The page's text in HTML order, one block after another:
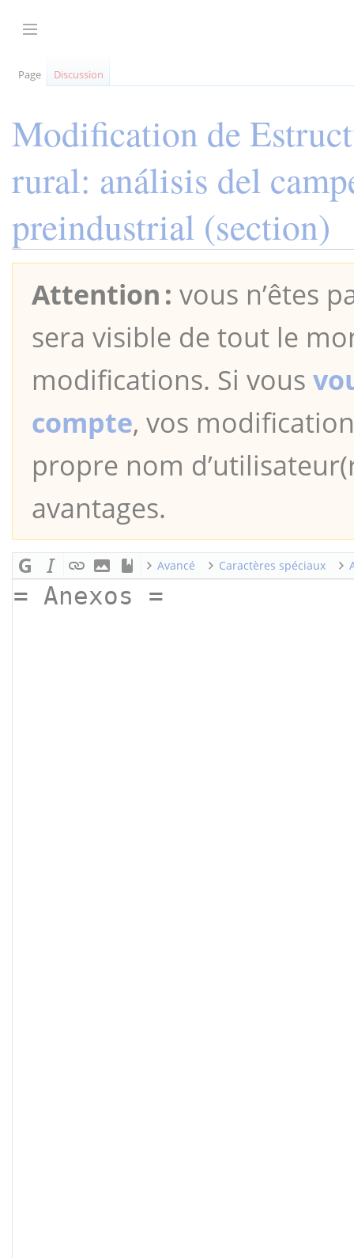
au Afficher / masquer la barre latérale
Page Discussion
Modification de
rural: análisis del
preindustrial (section)
Attention : vous n’êtes
sera visible de tout le
modifications. Si vous
compte, vos
propre nom
avantages.
Avancé Caractères spéciaux